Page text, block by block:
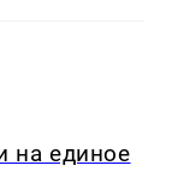
на единое